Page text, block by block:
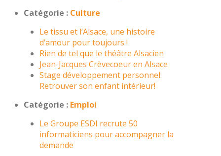
Catégorie : Culture
Le tissu et l’Alsace, une histoire
d’amour pour toujours !
Rien de tel que le théâtre Alsacien
Jean-Jacques Crèvecoeur en Alsace
Stage développement personnel:
Retrouver son enfant intérieur!
Catégorie : Emploi
Le Groupe ESDI recrute 50
informaticiens pour accompagner la
demande